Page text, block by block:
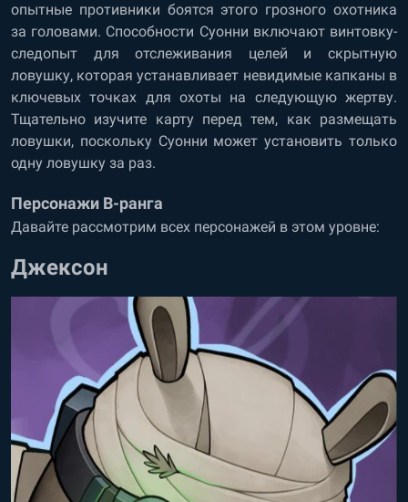
опытные противники боятся этого грозного охотника
за головами. Способности Суонни включают винтовку-
следопыт для отслеживания целей и скрытную
ловушку, которая устанавливает невидимые капканы в
ключевых точках для охоты на следующую жертву.
Тщательно изучите карту перед тем, как размещать
ловушки, поскольку Суонни может установить только
одну ловушку за раз.
Персонажи B-ранга
Давайте рассмотрим всех персонажей в этом уровне:
Джексон